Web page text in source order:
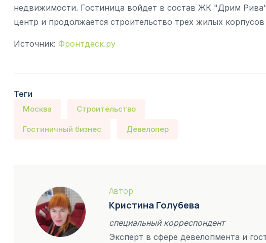
недвижимости. Гостиница войдет в состав ЖК "Дрим
центр и продолжается строительство трех жилых корпусов
Источник: Фронтдеск.ру
Теги
Москва Строительство
Гостиничный бизнес Девелопер
Автор
Кристина Голубева
специальный корреспондент
Эксперт в сфере девелопмента и